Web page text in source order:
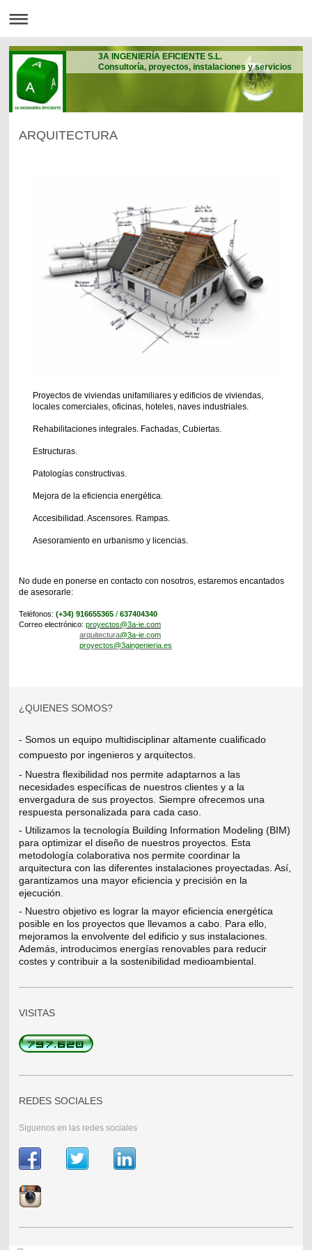
3A INGENIERÍA EFICIENTE S.L.
Consultoría, proyectos, instalaciones y servicios
ARQUITECTURA
Proyectos de viviendas unifamiliares y edificios de viviendas,
locales comerciales, oficinas, hoteles, naves industriales.
Rehabilitaciones integrales. Fachadas, Cubiertas.
Estructuras.
Patologías constructivas.
Mejora de la eficiencia energética.
Accesibilidad. Ascensores. Rampas.
Asesoramiento en urbanismo y licencias.
No dude en ponerse en contacto con nosotros, estaremos encantados
de asesorarle:
Teléfonos: (+34) 916655365/ 637404340
Correo electrónico: proyectos@3a-ie.com
arquitectura@3a-ie.com
proyectos@3aingenieria.es
¿QUIENES SOMOS?
- Somos un equipo multidisciplinar altamente cualificado
compuesto por ingenieros y arquitectos.
- Nuestra flexibilidad nos permite adaptarnos a las
necesidades específicas de nuestros clientes y a la
envergadura de sus proyectos. Siempre ofrecemos una
respuesta personalizada para cada caso.
- Utilizamos la tecnología Building Information Modeling (BIM)
para optimizar el diseño de nuestros proyectos. Esta
metodología colaborativa nos permite coordinar la
arquitectura con las diferentes instalaciones proyectadas. Así,
garantizamos una mayor eficiencia y precisión en la
ejecución.
- Nuestro objetivo es lograr la mayor eficiencia energética
posible en los proyectos que llevamos a cabo. Para ello,
mejoramos la envolvente del edificio y sus instalaciones.
Además, introducimos energías renovables para reducir
costes y contribuir a la sostenibilidad medioambiental.
VISITAS
REDES SOCIALES
Siguenos en las redes sociales